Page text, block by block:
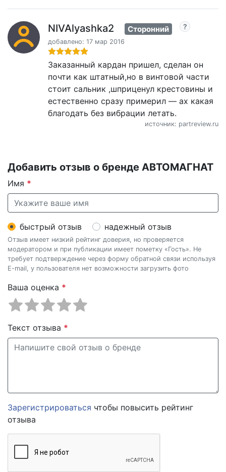
NIVAlyashka2 Сторонний
добавлено: 17 мар 2016
Заказанный кардан пришел, сделан он
почти как штатный,но в винтовой части
стоит сальник ,шприценул крестовины и
естественно сразу примерил — ах какая
благодать без вибрации летать.
источник: partreview.ru
Добавить отзыв о бренде АВТОМАГНАТ
Имя *
быстрый отзыв надежный отзыв
Отзыв имеет низкий рейтинг доверия, но проверяется
модератором и при публикации имеет пометку «Гость». Не
требует подтверждение через форму обратной связи используя
E-mail, у пользователя нет возможности загрузить фото
Ваша оценка *
Текст отзыва *
Зарегистрироваться чтобы повысить рейтинг
отзыва